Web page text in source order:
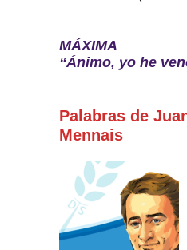
MÁXIMA
“Ánimo, yo he
Palabras de
Mennais